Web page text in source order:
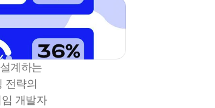
계하는
전략의
개발자